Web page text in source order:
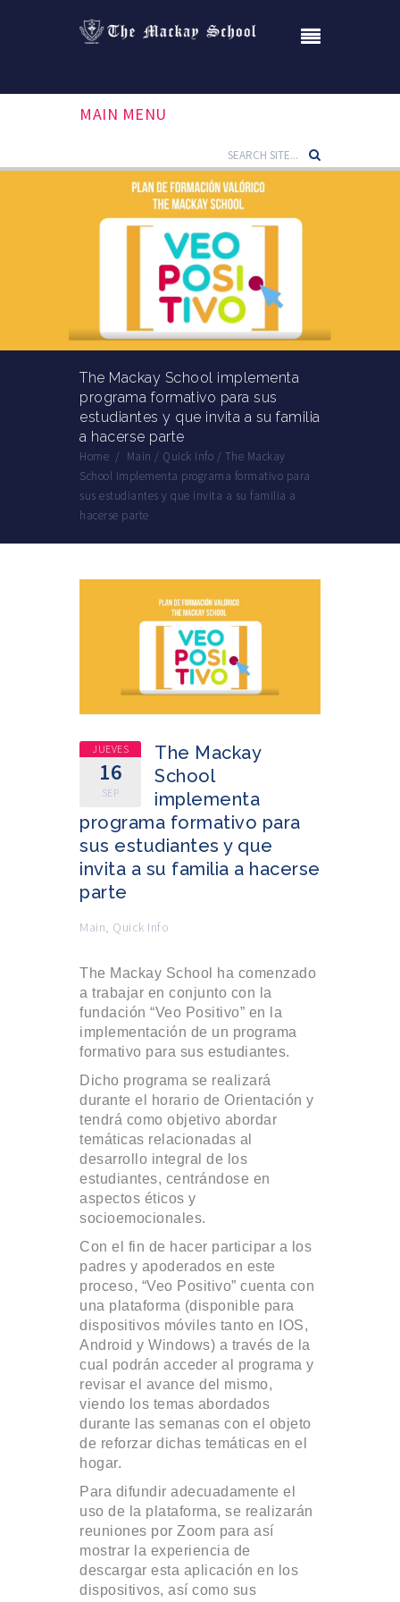
MAIN MENU
The Mackay School implementa
programa formativo para sus
estudiantes y que invita a su familia
a hacerse parte
Home / Main / Quick Info / The Mackay
School implementa programa formativo para
sus estudiantes y que invita a su familia a
hacerse parte
JUEVES
16
SEP
The Mackay
School
implementa
programa formativo para
sus estudiantes y que
invita a su familia a hacerse
parte
Main Quick Info
The Mackay School ha comenzado
a trabajar en conjunto con la
fundación “Veo Positivo” en la
implementación de un programa
formativo para sus estudiantes.
Dicho programa se realizará
durante el horario de Orientación y
tendrá como objetivo abordar
temáticas relacionadas al
desarrollo integral de los
estudiantes, centrándose en
aspectos éticos y
socioemocionales.
Con el fin de hacer participar a los
padres y apoderados en este
proceso, “Veo Positivo” cuenta con
una plataforma (disponible para
dispositivos móviles tanto en IOS,
Android y Windows) a través de la
cual podrán acceder al programa y
revisar el avance del mismo,
viendo los temas abordados
durante las semanas con el objeto
de reforzar dichas temáticas en el
hogar.
Para difundir adecuadamente el
uso de la plataforma, se realizarán
reuniones por Zoom para así
mostrar la experiencia de
descargar esta aplicación en los
dispositivos, así como sus